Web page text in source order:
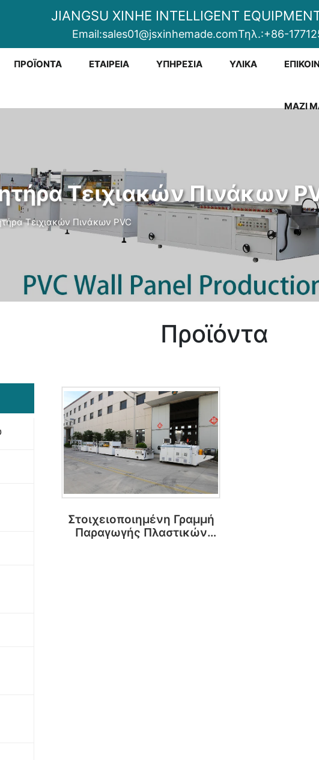
JIANGSU XINHE INTELLIGENT
Email:sales01@jsxinhemade.comΤηλ.:+86-
ΠΡΟΪΌΝΤΑ ΕΤΑΙΡΕΊΑ ΥΠΗΡΕΣΊΑ ΥΛΙΚΆ
ΜΑΖΊ
Τειχιακών Πινάκων
Τειχιακών Πινάκων PVC
Προϊόντα
Στοιχειοποιημένη Γραμμή
Παραγωγής Πλαστικών